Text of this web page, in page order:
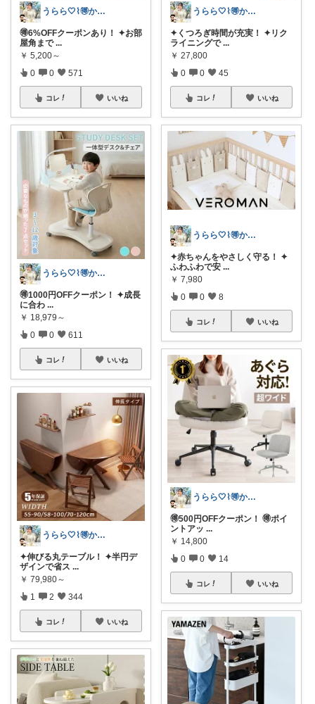
うらら🤍⌇🉐かわいい暮らし
🉐6%OFFクーポンあり！ ✦お部
屋角まで ...
￥ 5,200～
0 0 571
コレ いいね
うらら🤍⌇🉐かわいい暮らし
🉐1000円OFFクーポン！ ✦成長
に合わ ...
￥ 18,979～
0 0 611
コレ いいね
うらら🤍⌇🉐かわいい暮らし
✦伸びる丸テーブル！ ✦半円デ
ザインで省ス ...
￥ 79,980～
1 2 344
コレ いいね
うらら🤍⌇🉐かわいい暮らし
✦くつろぎ時間が充実！ ✦リク
ライニングで ...
￥ 27,800
0 0 45
コレ いいね
うらら🤍⌇🉐かわいい暮らし
✦赤ちゃんをやさしく守る！ ✦
ふわふわで安 ...
￥ 7,980
0 0 8
コレ いいね
うらら🤍⌇🉐かわいい暮らし
🉐500円OFFクーポン！ 🉐ポイ
ントアッ ...
￥ 14,800
0 0 14
コレ いいね